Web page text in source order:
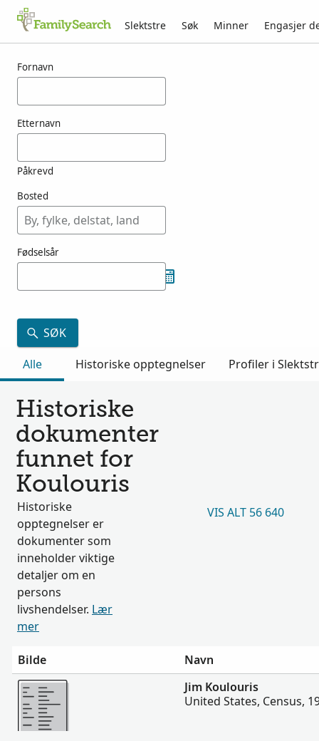
Slektstre Søk Minner Engasjer
Fornavn
Etternavn
Påkrevd
Bosted
Fødselsår
SØK
Alle
Historiske opptegnelser Profiler i
Historiske
dokumenter
funnet for
Koulouris
Historiske
opptegnelser er
dokumenter som
inneholder viktige
detaljer om en
persons
livshendelser. Lær
mer
VIS ALT 56 640
Bilde
Navn
Flere
Jim Koulouris
United States, Census,